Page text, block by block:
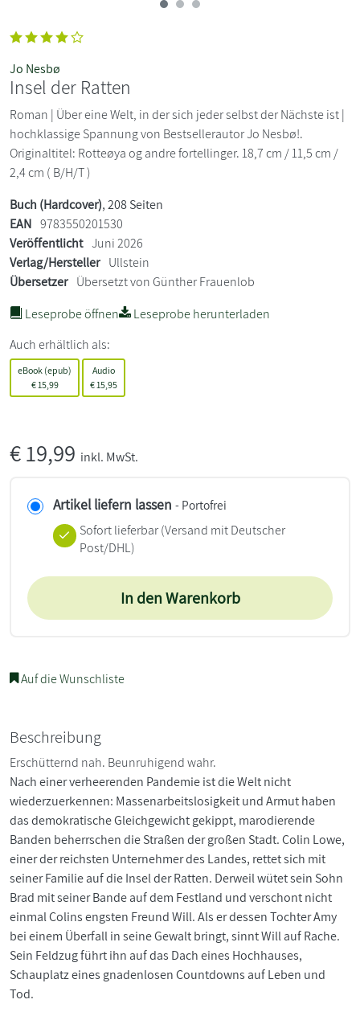
Jo Nesbø
Insel der Ratten
Roman | Über eine Welt, in der sich jeder selbst der Nächste ist |
hochklassige Spannung von Bestsellerautor Jo Nesbø!.
Originaltitel: Rotteøya og andre fortellinger. 18,7 cm / 11,5 cm /
2,4 cm ( B/H/T )
Buch (Hardcover), 208 Seiten
EAN 9783550201530
Veröffentlicht Juni 2026
Verlag/Hersteller Ullstein
Übersetzer Übersetzt von Günther Frauenlob
Leseprobe öffnen
Leseprobe herunterladen
Auch erhältlich als:
eBook (epub)
€15,99
Audio
€ 15,95
€19,99 inkl. MwSt.
Artikel liefern lassen - Portofrei
Sofort lieferbar(Versand mit Deutscher
Post/DHL)
In den Warenkorb
Auf die Wunschliste
Beschreibung
Erschütternd nah. Beunruhigend wahr.
Nach einer verheerenden Pandemie ist die Welt nicht
wiederzuerkennen: Massenarbeitslosigkeit und Armut haben
das demokratische Gleichgewicht gekippt, marodierende
Banden beherrschen die Straßen der großen Stadt. Colin Lowe,
einer der reichsten Unternehmer des Landes, rettet sich mit
seiner Familie auf die Insel der Ratten. Derweil wütet sein Sohn
Brad mit seiner Bande auf dem Festland und verschont nicht
einmal Colins engsten Freund Will. Als er dessen Tochter Amy
bei einem Überfall in seine Gewalt bringt, sinnt Will auf Rache.
Sein Feldzug führt ihn auf das Dach eines Hochhauses,
Schauplatz eines gnadenlosen Countdowns auf Leben und
Tod.